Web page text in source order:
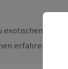
erfahrenen